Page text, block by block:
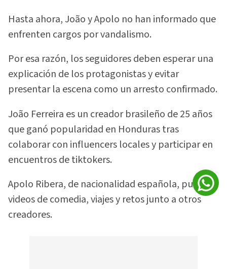
Hasta ahora, João y Apolo no han informado que
enfrenten cargos por vandalismo.
Por esa razón, los seguidores deben esperar una
explicación de los protagonistas y evitar
presentar la escena como un arresto confirmado.
João Ferreira es un creador brasileño de 25 años
que ganó popularidad en Honduras tras
colaborar con influencers locales y participar en
encuentros de tiktokers.
Apolo Ribera, de nacionalidad española, publica
videos de comedia, viajes y retos junto a otros
creadores.